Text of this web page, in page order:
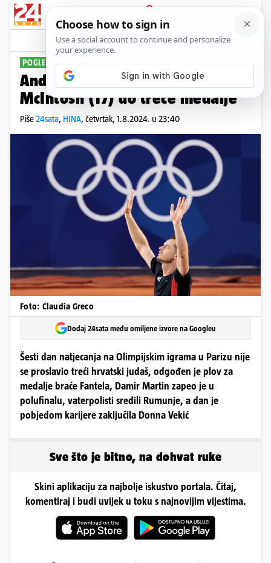
PRIJAVA
Sport Komentari
POGLEDAJTE SAŽETAK DANA
Andy Murray završio karijeru,
McIntosh (17) do treće medalje
Piše24sata, HINA, četvrtak, 1.8.2024. u 23:40
Foto: Claudia Greco
Dodaj 24sata među omiljene izvore na Googleu
Šesti dan natjecanja na Olimpijskim igrama u Parizu nije
se proslavio treći hrvatski judaš, odgođen je plov za
medalje braće Fantela, Damir Martin zapeo je u
polufinalu, vaterpolisti sredili Rumunje, a dan je
pobjedom karijere zaključila Donna Vekić
Sve što je bitno, na dohvat ruke
Skini aplikaciju za najbolje iskustvo portala. Čitaj,
komentiraj i budi uvijek u toku s najnovijim vijestima.